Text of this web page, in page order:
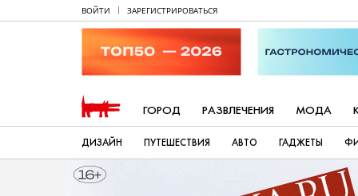
ВОЙТИ ЗАРЕГИСТРИРОВАТЬСЯ
ГОРОД РАЗВЛЕЧЕНИЯ МОДА
ДИЗАЙН ПУТЕШЕСТВИЯ АВТО ГАДЖЕТЫ